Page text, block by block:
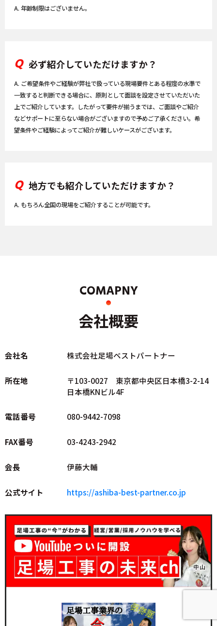
A. 年齢制限はございません。
Q 必ず紹介していただけますか？
A. ご希望条件やご経験が弊社で扱っている現場要件とある程度の水準で
一致すると判断できる場合に、原則として面談を設定させていただいた
上でご紹介しています。したがって要件が揃うまでは、ご面談やご紹介
などサポートに至らない場合がございますので予めご了承ください。希
望条件やご経験によってご紹介が難しいケースがございます。
Q 地方でも紹介していただけますか？
A. もちろん全国の現場をご紹介することが可能です。
COMAPNY
会社概要
会社名 株式会社足場ベストパートナー
所在地
〒103-0027 東京都中央区日本橋3-2-14
日本橋KNビル4F
電話番号 080-9442-7098
FAX番号 03-4243-2942
会長 伊藤大輔
公式サイト https://ashiba-best-partner.co.jp